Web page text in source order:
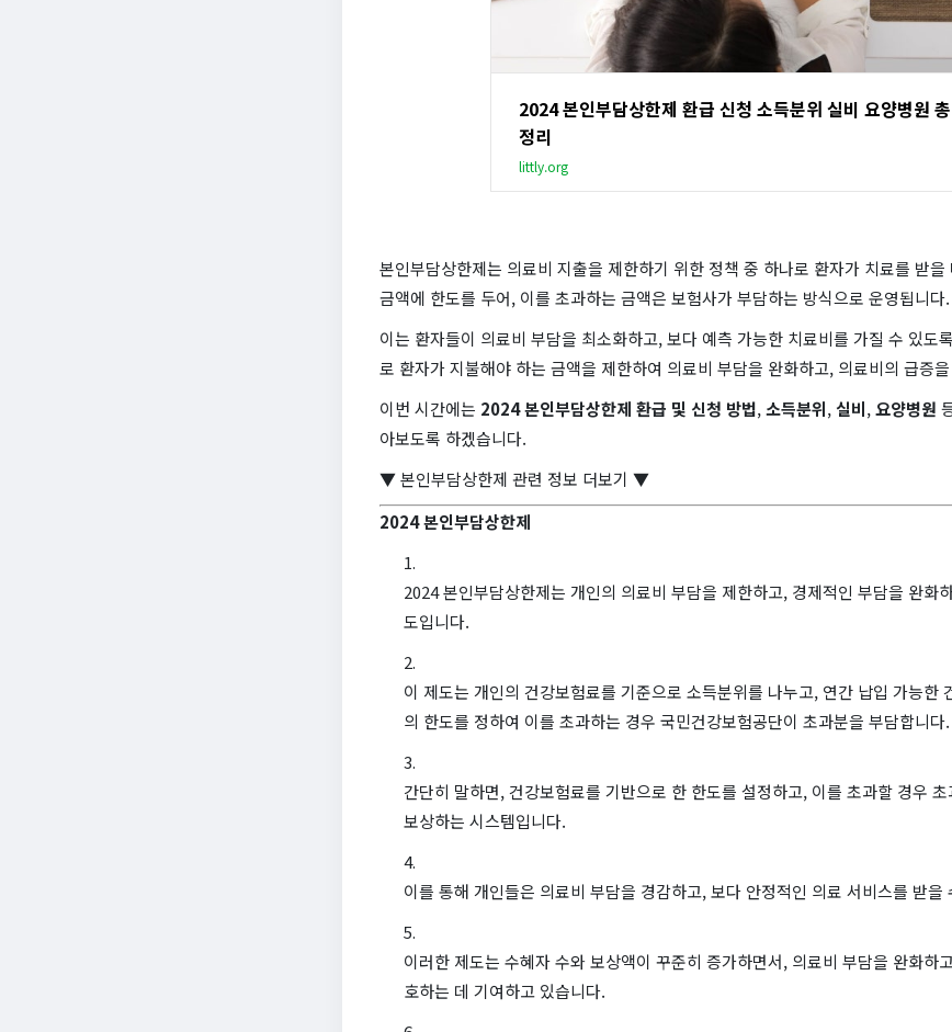
2024 본인부담상한제 환급 신청 소득분위 실비 요양병원 총
정리
littly.org
본인부담상한제는 의료비 지출을 제한하기 위한 정책 중 하나로 환자가 치료를 받을
금액에 한도를 두어, 이를 초과하는 금액은 보험사가 부담하는 방식으로 운영됩니다.
이는 환자들이 의료비 부담을 최소화하고, 보다 예측 가능한 치료비를 가질 수 있도
로 환자가 지불해야 하는 금액을 제한하여 의료비 부담을 완화하고, 의료비의 급증
이번 시간에는 2024 본인부담상한제 환급 및 신청 방법,소득분위, 실비,요양병원
아보도록 하겠습니다.
▼ 본인부담상한제 관련 정보 더보기 ▼
2024 본인부담상한제
2024 본인부담상한제는 개인의 의료비 부담을 제한하고, 경제적인 부담을 완화
도입니다.
이 제도는 개인의 건강보험료를 기준으로 소득분위를 나누고, 연간 납입 가능한
의 한도를 정하여 이를 초과하는 경우 국민건강보험공단이 초과분을 부담합니다.
간단히 말하면, 건강보험료를 기반으로 한 한도를 설정하고, 이를 초과할 경우
보상하는 시스템입니다.
이를 통해 개인들은 의료비 부담을 경감하고, 보다 안정적인 의료 서비스를 받을
이러한 제도는 수혜자 수와 보상액이 꾸준히 증가하면서, 의료비 부담을 완화하
호하는 데 기여하고 있습니다.